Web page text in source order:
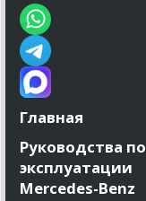
Главная
Руководства по
эксплуатации
Mercedes-Benz